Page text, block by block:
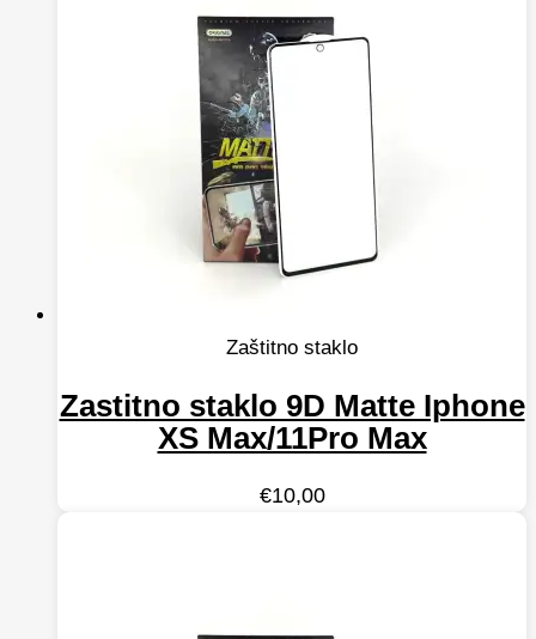
Zaštitno staklo
Zastitno staklo 9D Matte Iphone
XS Max/11Pro Max
€10,00